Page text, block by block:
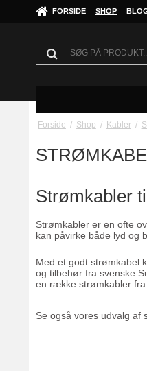
FORSIDE SHOP
Forside / Shop / Kabler /
Strømkabler
Strømkabler er en ofte
kan påvirke både lyd og
Med et godt strømkabel
og tilbehør fra svenske
en række strømkabler fra
Se også vores udvalg af